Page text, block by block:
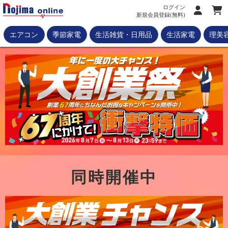
ログイン
新規会員登録(無料)
エアコン 季節家電 生活雑貨・日用品 生活家電 理美
同時開催中